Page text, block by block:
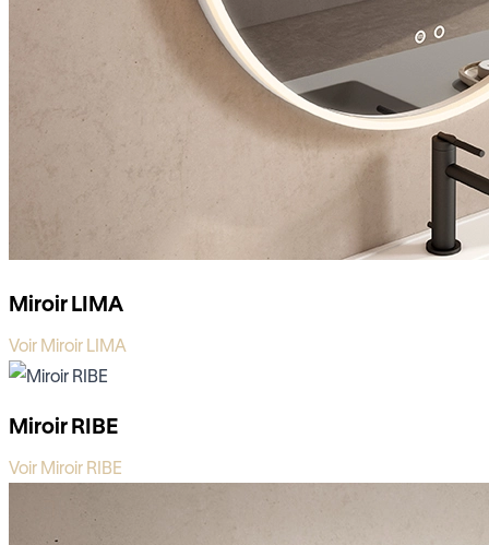
Miroir LIMA
Voir Miroir LIMA
Miroir RIBE
Voir Miroir RIBE